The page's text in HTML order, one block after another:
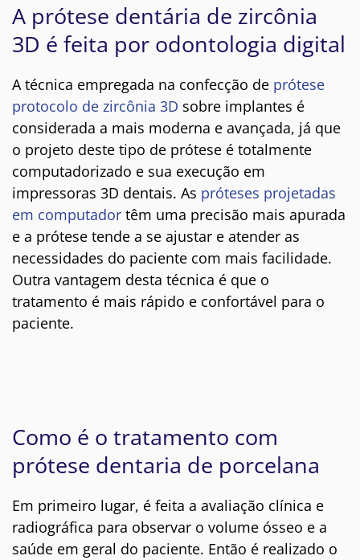
A prótese dentária de zircônia
3D é feita por odontologia digital
A técnica empregada na confecção de prótese
protocolo de zircônia 3D sobre implantes é
considerada a mais moderna e avançada, já que
o projeto deste tipo de prótese é totalmente
computadorizado e sua execução em
impressoras 3D dentais. As próteses projetadas
em computador têm uma precisão mais apurada
e a prótese tende a se ajustar e atender as
necessidades do paciente com mais facilidade.
Outra vantagem desta técnica é que o
tratamento é mais rápido e confortável para o
paciente.
Como é o tratamento com
prótese dentaria de porcelana
Em primeiro lugar, é feita a avaliação clínica e
radiográfica para observar o volume ósseo e a
saúde em geral do paciente. Então é realizado o